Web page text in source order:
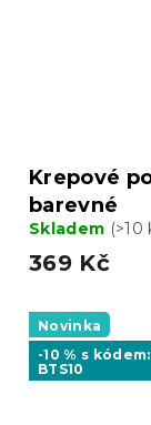
Krepové
barevné
Skladem (>10
369 Kč
Novinka
-10 % s kódem:
BTS10